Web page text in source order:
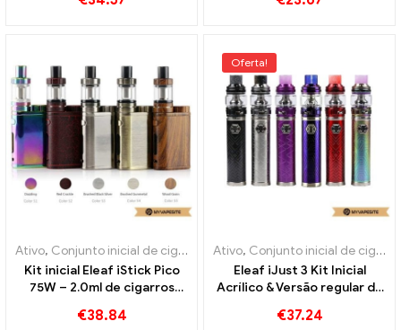
Ativo, Conjunto inicial de cigarro eletrônico
Kit inicial Eleaf iStick Pico
75W – 2.0ml de cigarros
Personalizado
€38.84
Oferta!
Ativo, Conjunto inicial de cigarro eletrônico
Eleaf iJust 3 Kit Inicial
Acrílico & Versão regular de
atacado丨Personalizado
€37.24